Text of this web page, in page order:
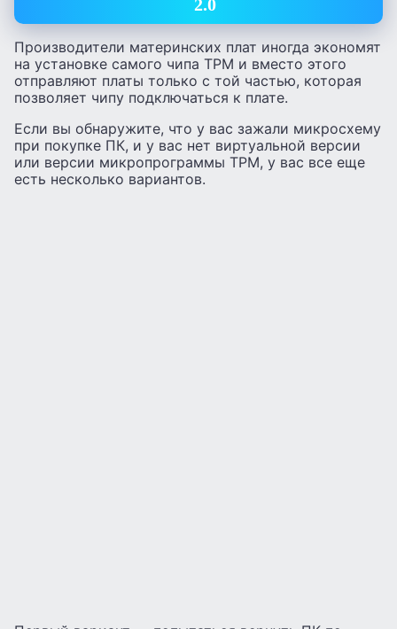
2.0
Производители материнских плат иногда экономят
на установке самого чипа TPM и вместо этого
отправляют платы только с той частью, которая
позволяет чипу подключаться к плате.
Если вы обнаружите, что у вас зажали микросхему
при покупке ПК, и у вас нет виртуальной версии
или версии микропрограммы TPM, у вас все еще
есть несколько вариантов.